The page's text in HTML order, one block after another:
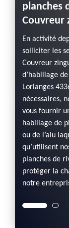
planches
Couvreur
En activité
solliciter les
Couvreur
d’habillage
Lorlanges
nécessaires,
vous fournir
habillage de
ou de l’alu
qu’utilisent
planches de
protéger la
notre